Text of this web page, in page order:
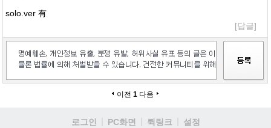
solo.ver 有
[답글]
이전 1 다음
로그인 PC화면 퀵링크
설정